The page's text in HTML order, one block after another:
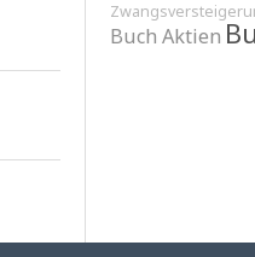
Buch Aktien